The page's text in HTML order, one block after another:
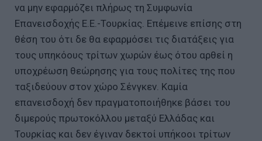
να μην εφαρμόζει πλήρως τη Συμφωνία
Επανεισδοχής Ε.Ε.-Τουρκίας. Επέμεινε επίσης στη
θέση του ότι δε θα εφαρμόσει τις διατάξεις για
τους υπηκόους τρίτων χωρών έως ότου αρθεί η
υποχρέωση θεώρησης για τους πολίτες της που
ταξιδεύουν στον χώρο Σένγκεν. Καμία
επανεισδοχή δεν πραγματοποιήθηκε βάσει του
διμερούς πρωτοκόλλου μεταξύ Ελλάδας και
Τουρκίας και δεν έγιναν δεκτοί υπήκοοι τρίτων